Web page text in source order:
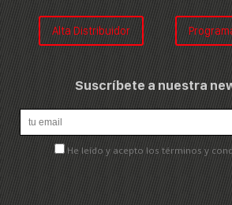
Alta Distribuidor
Suscríbete a nuestra
He leído y acepto los términos y